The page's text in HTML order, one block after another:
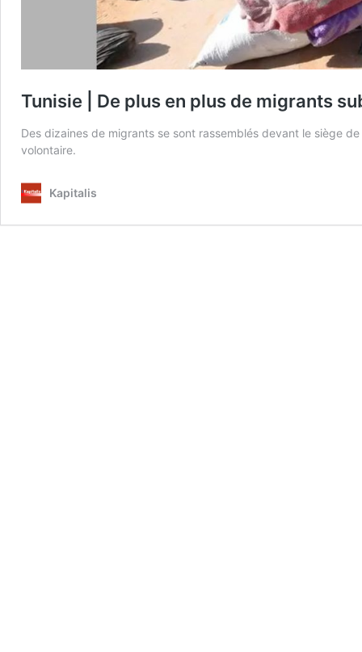
Tunisie | De plus en plus de migrants
Des dizaines de migrants se sont rassemblés devant le siège
volontaire.
Kapitalis